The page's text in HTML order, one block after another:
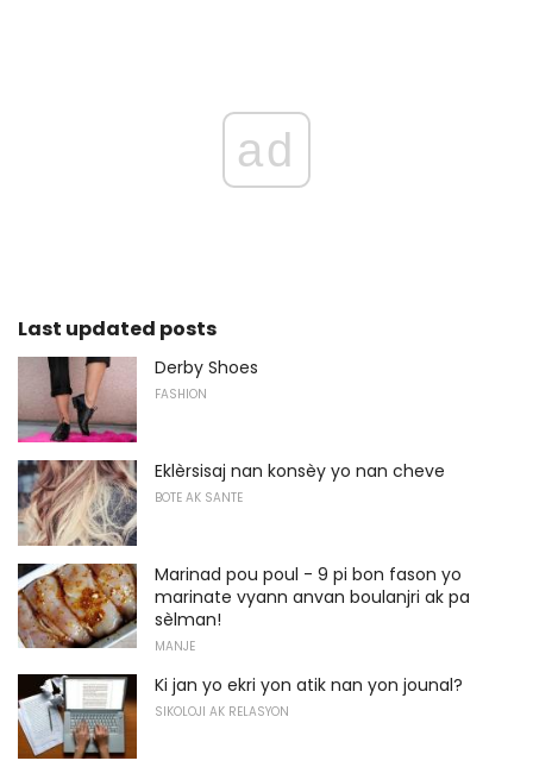
ad
Last updated posts
Derby Shoes
FASHION
Eklèrsisaj nan konsèy yo nan cheve
BOTE AK SANTE
Marinad pou poul - 9 pi bon fason yo
marinate vyann anvan boulanjri ak pa
sèlman!
MANJE
Ki jan yo ekri yon atik nan yon jounal?
SIKOLOJI AK RELASYON